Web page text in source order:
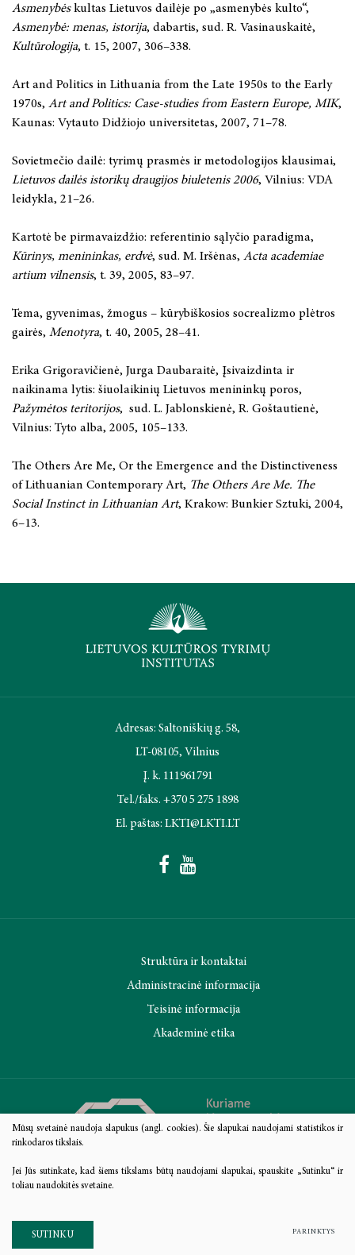
Asmenybėskultas Lietuvos dailėje po „asmenybės kulto“,
Asmenybė: menas, istorija, dabartis, sud. R. Vasinauskaitė,
Kultūrologija, t. 15, 2007, 306–338.
Art and Politics in Lithuania from the Late 1950s to the Early
1970s, Art and Politics: Case-studies from Eastern Europe, MIK,
Kaunas: Vytauto Didžiojo universitetas, 2007, 71–78.
Sovietmečio dailė: tyrimų prasmės ir metodologijos klausimai,
Lietuvos dailės istorikų draugijos biuletenis 2006, Vilnius: VDA
leidykla, 21–26.
Kartotė be pirmavaizdžio: referentinio sąlyčio paradigma,
Kūrinys, menininkas, erdvė, sud. M. Iršėnas, Acta academiae
artium vilnensis, t. 39, 2005, 83–97.
Tema, gyvenimas, žmogus – kūrybiškosios socrealizmo plėtros
gairės, Menotyra, t. 40, 2005, 28–41.
Erika Grigoravičienė, Jurga Daubaraitė, Įsivaizdinta ir
naikinama lytis: šiuolaikinių Lietuvos menininkų poros,
Pažymėtos teritorijos, sud. L. Jablonskienė, R. Goštautienė,
Vilnius: Tyto alba, 2005, 105–133.
The Others Are Me, Or the Emergence and the Distinctiveness
of Lithuanian Contemporary Art, The Others Are Me. The
Social Instinct in Lithuanian Art, Krakow: Bunkier Sztuki, 2004,
6–13.
Adresas: Saltoniškių g. 58,
LT-08105, Vilnius
Į. k. 111961791
Tel./faks. +370 5 275 1898
El. paštas: LKTI@LKTI.LT
Struktūra ir kontaktai
Administracinė informacija
Teisinė informacija
Akademinė etika
Mūsų svetainė naudoja slapukus (angl. cookies). Šie slapukai naudojami statistikos ir
rinkodaros tikslais.
Jei Jūs sutinkate, kad šiems tikslams būtų naudojami slapukai, spauskite „Sutinku“ ir
toliau naudokitės svetaine.
SUTINKU PARINKTYS